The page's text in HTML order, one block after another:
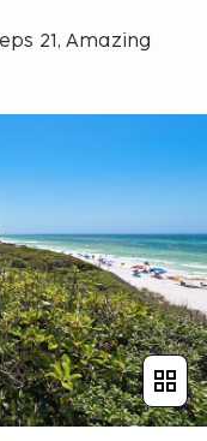
21, Amazing